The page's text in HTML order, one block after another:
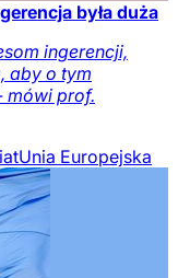
była duża
ingerencji,
aby o tym
mówi prof.
Unia Europejska